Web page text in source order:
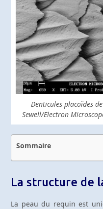
Denticules placoïdes
Sewell/Electron
Sommaire
La structure de
La peau du requin est